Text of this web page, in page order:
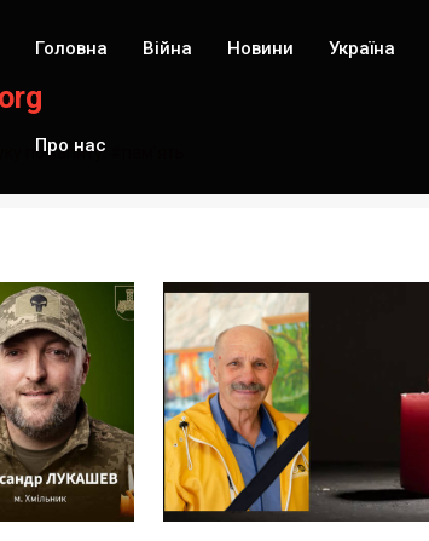
Головна Війна Новини Україна
Про нас
по запиту: #памʼять